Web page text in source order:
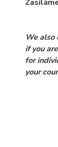
We also
if you
for
your